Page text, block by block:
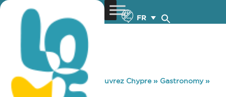
FR
You are here: Home »Découvrez Chypre» Gastronomy»
MODERN & MUM’S